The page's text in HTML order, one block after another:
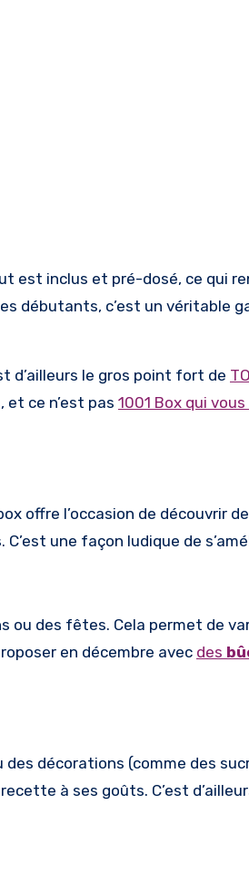
débutants, c’est un véritable
d’ailleurs le gros point fort de
ce n’est pas 1001 Box qui
offre l’occasion de découvrir
une façon ludique de
ou des fêtes. Cela permet de
en décembre avec des
décorations (comme des
à ses goûts. C’est